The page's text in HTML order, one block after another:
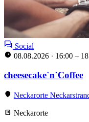
Social
08.08.2026 · 16:00 –
cheesecake`n`Coffee
Neckarorte
Neckarorte